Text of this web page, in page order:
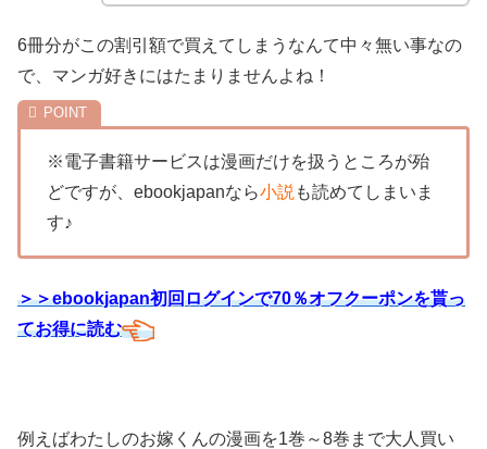
6冊分がこの割引額で買えてしまうなんて中々無い事なの
で、マンガ好きにはたまりませんよね！
※電子書籍サービスは漫画だけを扱うところが殆
どですが、ebookjapanなら小説も読めてしまいま
す♪
＞＞ebookjapan初回ログインで70％オフクーポンを貰っ
てお得に読む
例えばわたしのお嫁くんの漫画を1巻～8巻まで大人買い